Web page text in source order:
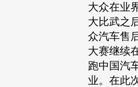
大众在业
大比武之
众汽车售
大赛继续
跑中国汽
业。在此